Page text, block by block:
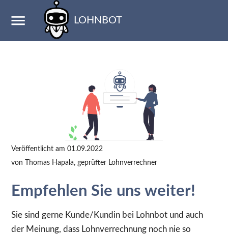
LOHNBOT
Veröffentlicht am 01.09.2022
von
Thomas Hapala, geprüfter Lohnverrechner
Empfehlen Sie uns weiter!
Sie sind gerne Kunde/Kundin bei Lohnbot und auch
der Meinung, dass Lohnverrechnung noch nie so